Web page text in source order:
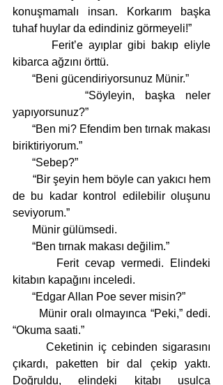
konuşmamalı insan. Korkarım başka
tuhaf huylar da edindiniz görmeyeli!”
kibarca ağzını örttü.
       “Beni gücendiriyorsunuz Münir.”
       “Söyleyin, başka neler
yapıyorsunuz?”
biriktiriyorum.”
       “Sebep?”
de bu kadar kontrol edilebilir oluşunu
seviyorum.”
       Münir gülümsedi.
       “Ben tırnak makası değilim.”
kitabın kapağını inceledi.
       “Edgar Allan Poe sever misin?”
“Okuma saati.”
       Ceketinin iç cebinden sigarasını
çıkardı, paketten bir dal çekip yaktı.
Doğruldu, elindeki kitabı usulca